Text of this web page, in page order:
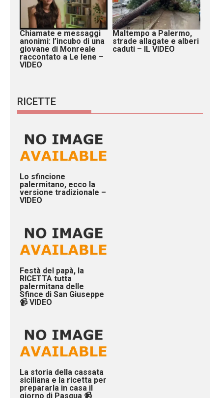
Chiamate e messaggi
anonimi: l’incubo di una
giovane di Monreale
raccontato a Le Iene –
VIDEO
Maltempo a Palermo,
strade allagate e alberi
caduti – IL VIDEO
RICETTE
Lo sfincione
palermitano, ecco la
versione tradizionale –
VIDEO
Festà del papà, la
RICETTA tutta
palermitana delle
Sfince di San Giuseppe
📹 VIDEO
La storia della cassata
siciliana e la ricetta per
prepararla in casa il
giorno di Pasqua 📹